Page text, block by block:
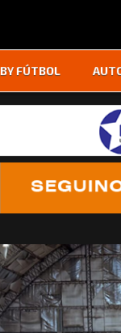
FÚTBOL